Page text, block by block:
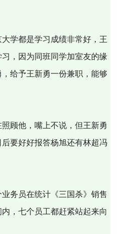
学都是学习成绩非常好，王
，因为同班同学加室友的缘
给予王新勇一份兼职，能够
顾他，嘴上不说，但王新勇
要好好报答杨旭还有林超冯
务员在统计《三国杀》销售
，七个员工都赶紧站起来向